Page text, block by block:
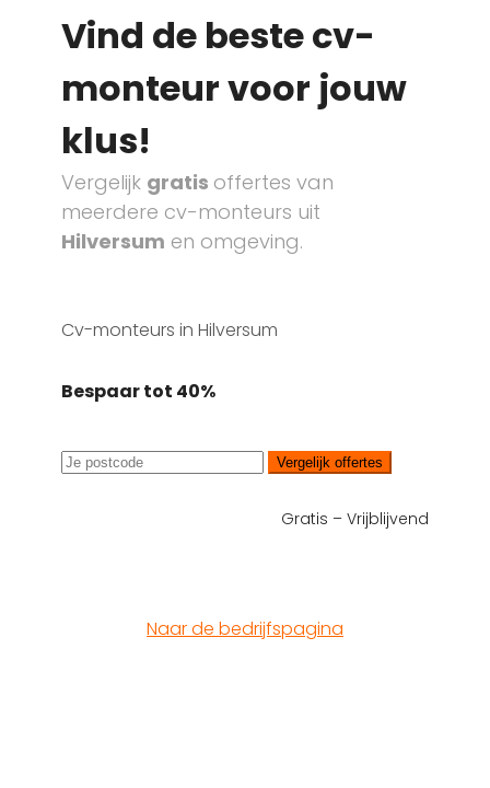
Vind de beste cv-
monteur voor jouw
klus!
Vergelijk gratis offertes van
meerdere cv-monteurs uit
Hilversum en omgeving.
Cv-monteurs in Hilversum
Bespaar tot 40%
Vergelijk offertes
Gratis – Vrijblijvend
Naar de bedrijfspagina